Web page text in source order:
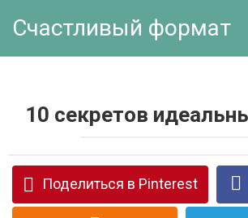
Счастливый формат
10 секретов
Поделиться в Pinterest